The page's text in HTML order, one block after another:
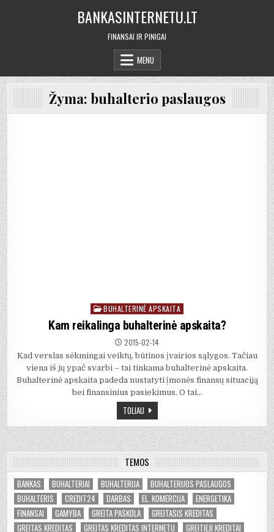
BANKASINTERNETU.LT
FINANSAI IR PINIGAI
MENU
Žyma: buhalterio paslaugos
Posted
in
BUHALTERINĖ APSKAITA
Kam reikalinga buhalterinė apskaita?
2015-02-14
Kad verslas sėkmingai veiktų, būtinos įvairios sąlygos. Tačiau
viena iš jų ypač svarbi – tai tinkama buhalterinė apskaita.
Buhalterinė apskaita padeda nustatyti įmonės finansų situaciją
bei finansinius pasiekimus. O tai…
TOLIAU
TEMOS
BANKAS BUHALTERIAI BUHALTERIJA
BUHALTERIJOS PASLAUGOS
BUHALTERIS
CREDIT24 DARBAS EL. KOMERCIJA
ENERGETIKA
FINANSAI
GAMYBA GREITA PASKOLA
GREITASIS KREDITAS
GREITAS KREDITAS
GREITAS KREDITAS INTERNETU
GREITIEJI KREDITAI